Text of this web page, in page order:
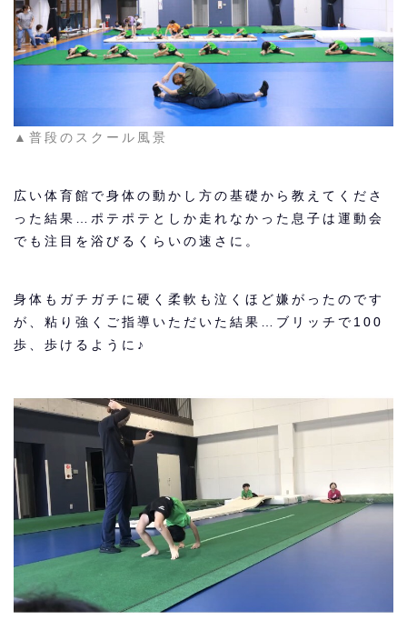
▲普段のスクール風景
広い体育館で身体の動かし方の基礎から教えてくださ
った結果…ポテポテとしか走れなかった息子は運動会
でも注目を浴びるくらいの速さに。
身体もガチガチに硬く柔軟も泣くほど嫌がったのです
が、粘り強くご指導いただいた結果…ブリッチで100
歩、歩けるように♪